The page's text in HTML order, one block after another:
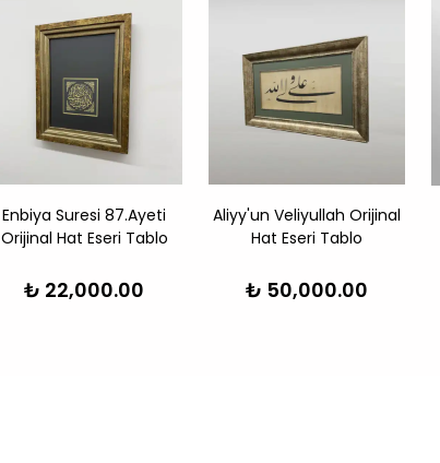
Enbiya Suresi 87.Ayeti
Orijinal Hat Eseri Tablo
₺ 22,000.00
Aliyy'un Veliyullah Orijinal
Hat Eseri Tablo
₺ 50,000.00